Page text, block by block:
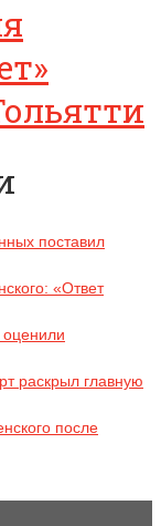
поставил
«Ответ
раскрыл главную
после